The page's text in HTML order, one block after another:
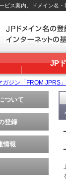
ビス案内、ドメイン名
JP
ガジン「FROM JPRS」
ついて
登録
情報